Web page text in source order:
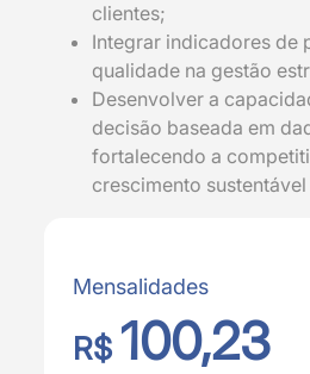
clientes;
Integrar indicadores de
qualidade na gestão
Desenvolver a
decisão baseada em
fortalecendo a
crescimento
Mensalidades
R$ 100,23